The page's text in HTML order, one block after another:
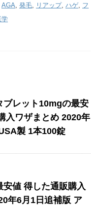
AGA, 発毛, リアップ, ハゲ, フ
学
ブレット10mgの最安
入ワザまとめ 2020年
製 1本100錠
安値 得した通販購入
年6月1日追補版 ア